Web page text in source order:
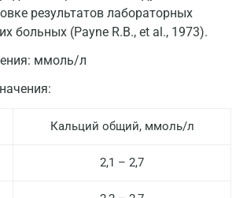
результатов лабораторных
больных (Payne R.B., et al., 1973).
ммоль/л
Кальций общий, ммоль/л
2,1 – 2,7